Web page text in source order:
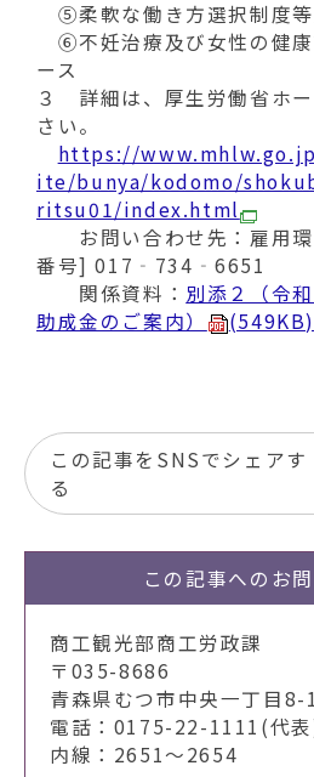
⑤柔軟な働き方選択制度等
⑥不妊治療及び女性の健康
ース
３ 詳細は、厚生労働省ホ
さい。
https://
ite/bunya/kodomo/
ritsu01/index.html
お問い合わせ先：雇用
番号] 017‐734‐6651
関係資料： 別添２（令
助成金のご案内）
(549KB)
この記事をSNSでシェアす
る
この記事への お
商工観光部商工労政課
〒035-8686
青森県むつ市中央一丁目8-1
電話：0175-22-1111(代
内線：2651～2654